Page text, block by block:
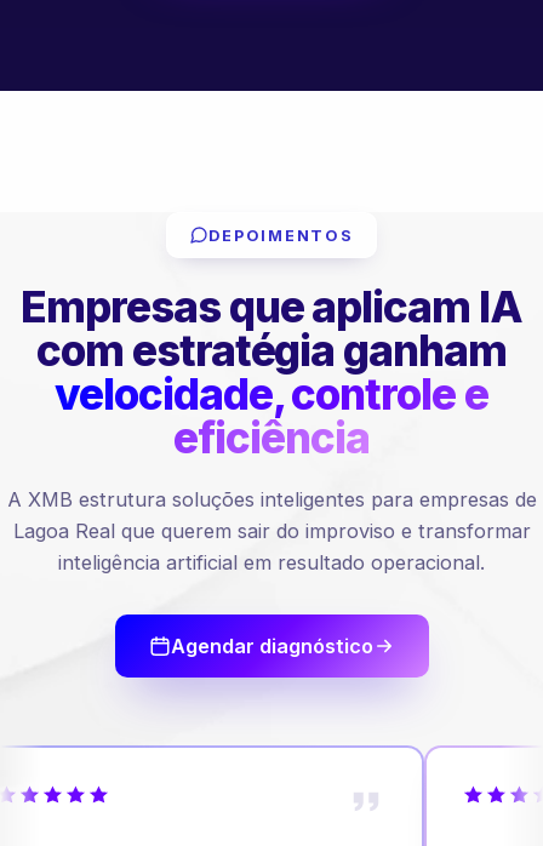
DEPOIMENTOS
Empresas que aplicam IA
com estratégia ganham
velocidade, controle e
eficiência
A XMB estrutura soluções inteligentes para empresas de
Lagoa Real que querem sair do improviso e transformar
inteligência artificial em resultado operacional.
Agendar diagnóstico